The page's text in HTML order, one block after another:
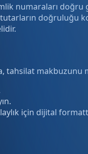
numaraları doğru
doğruluğu
makbuzunu
için dijital